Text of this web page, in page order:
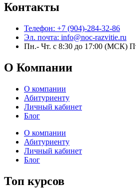
Контакты
Телефон: +7 (904)-284-32-86
Эл. почта: info@noc-razvitie.ru
Пн.- Чт. с 8:30 до 17:00 (МСК)
О Компании
О компании
Абитуриенту
Личный кабинет
Блог
О компании
Абитуриенту
Личный кабинет
Блог
Топ курсов